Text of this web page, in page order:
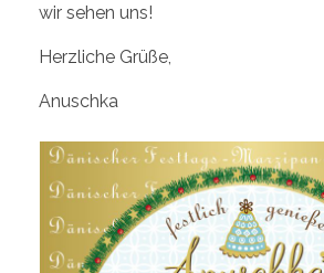
wir sehen uns!
Herzliche Grüße,
Anuschka